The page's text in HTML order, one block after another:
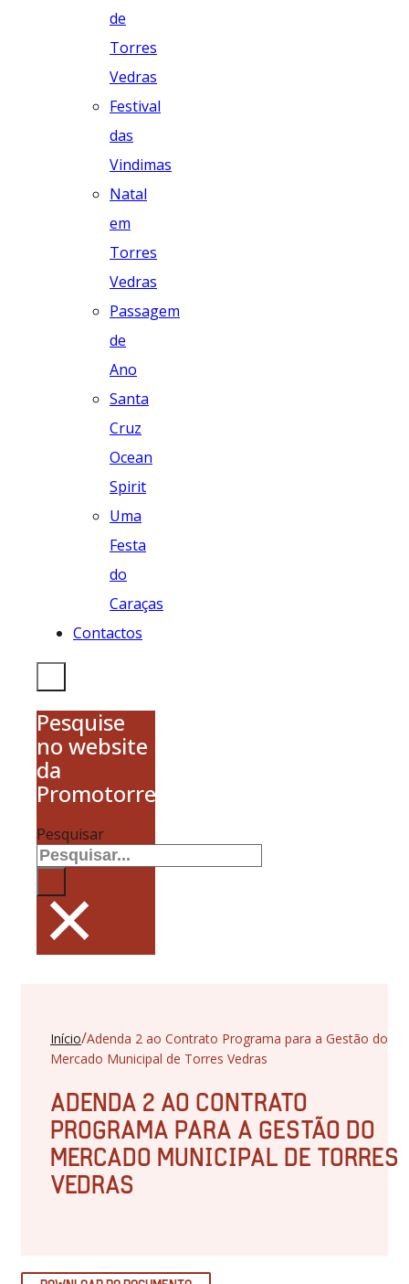
de
Torres
Vedras
Festival
das
Vindimas
Natal
em
Torres
Vedras
Passagem
de
Ano
Santa
Cruz
Ocean
Spirit
Uma
Festa
do
Caraças
Contactos
Pesquise
no website
da
Promotorres
Pesquisar
×
Início/Adenda 2 ao Contrato Programa para a Gestão do
Mercado Municipal de Torres Vedras
ADENDA 2 AO CONTRATO
PROGRAMA PARA A GESTÃO DO
MERCADO MUNICIPAL DE TORRES
VEDRAS